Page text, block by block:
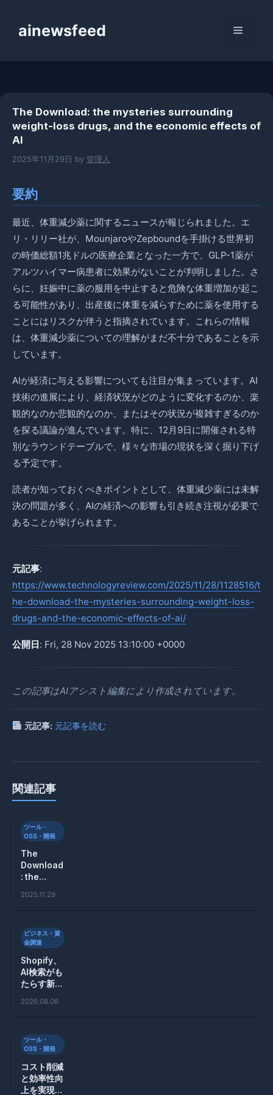
ainewsfeed メ
The Download: the mysteries surrounding
weight-loss drugs, and the economic effects of
AI
2025年11月29日 by 管理人
要約
最近、体重減少薬に関するニュースが報じられました。エ
リ・リリー社が、MounjaroやZepboundを手掛ける世界初
の時価総額1兆ドルの医療企業となった一方で、GLP-1薬が
アルツハイマー病患者に効果がないことが判明しました。さ
らに、妊娠中に薬の服用を中止すると危険な体重増加が起こ
る可能性があり、出産後に体重を減らすために薬を使用する
ことにはリスクが伴うと指摘されています。これらの情報
は、体重減少薬についての理解がまだ不十分であることを示
しています。
AIが経済に与える影響についても注目が集まっています。AI
技術の進展により、経済状況がどのように変化するのか、楽
観的なのか悲観的なのか、またはその状況が複雑すぎるのか
を探る議論が進んでいます。特に、12月9日に開催される特
別なラウンドテーブルで、様々な市場の現状を深く掘り下げ
る予定です。
読者が知っておくべきポイントとして、体重減少薬には未解
決の問題が多く、AIの経済への影響も引き続き注視が必要で
あることが挙げられます。
元記事:
https://www.technologyreview.com/2025/11/28/1128516/t
he-download-the-mysteries-surrounding-weight-loss-
drugs-and-the-economic-effects-of-ai/
公開日: Fri, 28 Nov 2025 13:10:00 +0000
この記事はAIアシスト編集により作成されています。
元記事: 元記事を読む
関連記事
ツール・
OSS・開発
The
Download
: the
surroundi
loss
drugs,
and the
economic
effects of
2025.11.29
ビジネス・資
金調達
Shopify、
AI検索がも
たらす新た
の可能性と
2026.08.06
ツール・
OSS・開発
コスト削減
と効率性向
上を実現す